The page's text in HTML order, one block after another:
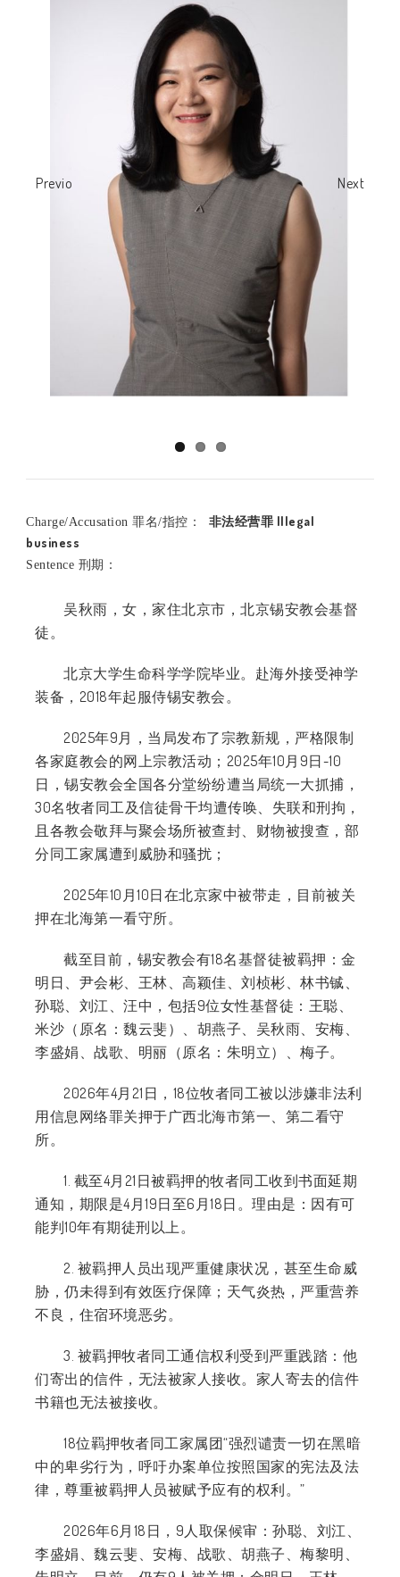
Previous Next
Charge/Accusation 罪名/指控：
非法经营罪 Illegal
business
Sentence 刑期：
吴秋雨，女，家住北京市，北京锡安教会基督
徒。
北京大学生命科学学院毕业。赴海外接受神学
装备，2018年起服侍锡安教会。
2025年9月，当局发布了宗教新规，严格限制
各家庭教会的网上宗教活动； 2025年10月 9日-10
日，锡安教会全国各分堂纷纷遭当局统一大抓捕，
30名牧者同工及信徒骨干均遭传唤、失联和刑拘，
且各教会敬拜与聚会场所被查封、财物被搜查，部
分同工家属遭到威胁和骚扰；
2025年10月10日在北京家中被带走，目前被关
押在北海第一看守所。
截至目前，锡安教会有18名基督徒被羁押：金
明日、尹会彬、王林、高颖佳、刘桢彬、林书铖、
孙聪、刘江、汪中，包括9位女性基督徒：王聪、
米沙（原名：魏云斐）、胡燕子、吴秋雨、安梅、
李盛娟、战歌、明丽（原名：朱明立）、梅子。
2026年4月21日，18位牧者同工被以涉嫌非法利
用信息网络罪关押于广西北海市第一、第二看守
所。
1. 截至4月21日被羁押的牧者同工收到书面延期
通知，期限是4月19日至6月18日。理由是：因有可
能判10年有期徒刑以上。
2. 被羁押人员出现严重健康状况，甚至生命威
胁，仍未得到有效医疗保障；天气炎热，严重营养
不良，住宿环境恶劣。
3. 被羁押牧者同工通信权利受到严重践踏：他
们寄出的信件，无法被家人接收。家人寄去的信件
书籍也无法被接收。
18位羁押牧者同工家属团“强烈谴责一切在黑暗
中的卑劣行为，呼吁办案单位按照国家的宪法及法
律，尊重被羁押人员被赋予应有的权利。”
2026年6月18日，9人取保候审：孙聪、刘江、
李盛娟、魏云斐、安梅、战歌、胡燕子、梅黎明、